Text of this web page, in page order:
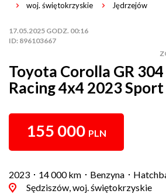
woj. świętokrzyskie
Jędrzejów
17.05.2025 GODZ. 00:16
ID: 896103667
Toyota Corolla GR
Racing 4x4 2023
155 000 PLN
2023 14 000 km Benzyna
Sędziszów, woj. świętokrzyskie